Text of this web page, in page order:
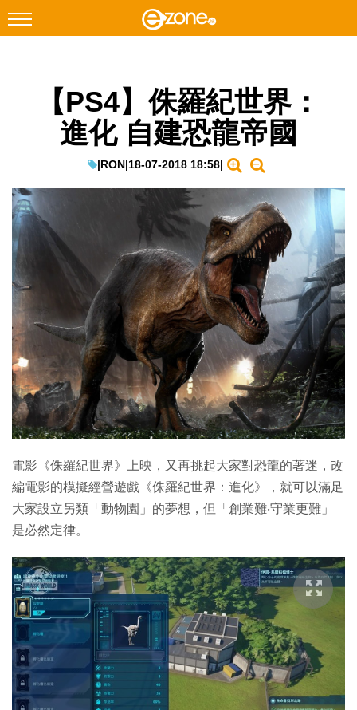
Facebook Instagram
遊戲動漫
教學評測
EduTech
IT Times
生成式AI與雲端應用
Enterprise Digital Transformation
特集
【PS4】侏羅紀世界：
進化 自建恐龍帝國
|RON|18-07-2018 18:58|
電影《侏羅紀世界》上映，又再挑起大家對恐龍的著迷，改
編電影的模擬經營遊戲《侏羅紀世界：進化》，就可以滿足
大家設立另類「動物園」的夢想，但「創業難‧守業更難」
是必然定律。